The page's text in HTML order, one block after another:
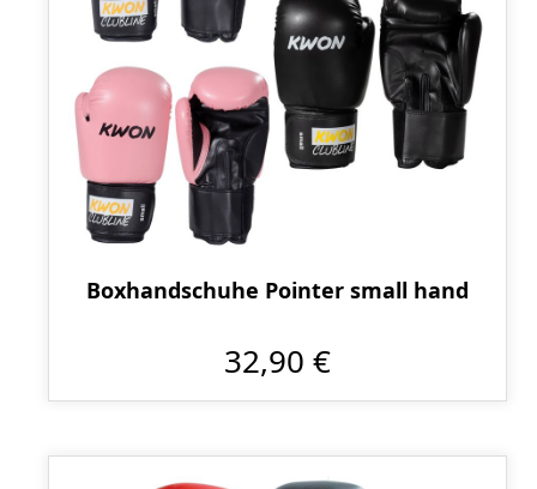
Boxhandschuhe Pointer small hand
32,90 €